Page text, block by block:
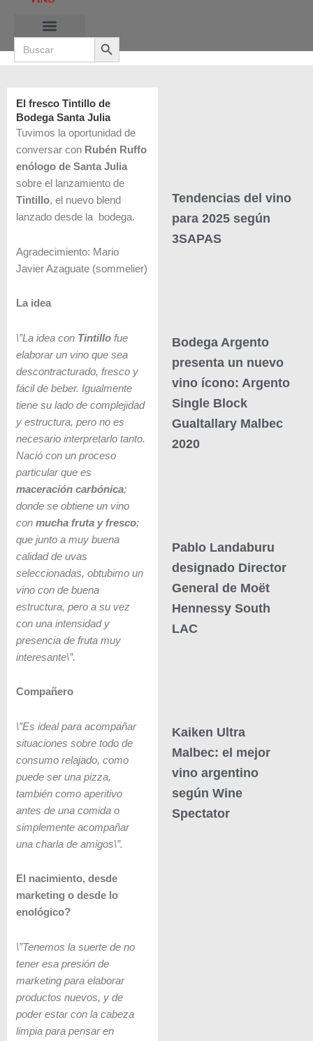
contenido
Search
for:
Search Button
El fresco Tintillo de
Bodega Santa Julia
Tuvimos la oportunidad de
conversar con Rubén Ruffo
enólogo de Santa Julia
sobre el lanzamiento de
Tintillo, el nuevo blend
lanzado desde la bodega.
Agradecimiento: Mario
Javier Azaguate (sommelier)
La idea
\”La idea con Tintillofue
elaborar un vino que sea
descontracturado, fresco y
fácil de beber. Igualmente
tiene su lado de complejidad
y estructura, pero no es
necesario interpretarlo tanto.
Nació con un proceso
particular que es
maceración carbónica;
donde se obtiene un vino
con mucha fruta y fresco;
que junto a muy buena
calidad de uvas
seleccionadas, obtubimo un
vino con de buena
estructura, pero a su vez
con una intensidad y
presencia de fruta muy
interesante\”.
Compañero
\”Es ideal para acompañar
situaciones sobre todo de
consumo relajado, como
puede ser una pizza,
también como aperitivo
antes de una comida o
simplemente acompañar
una charla de amigos\”.
El nacimiento, desde
marketing o desde lo
enológico?
\”Tenemos la suerte de no
tener esa presión de
marketing para elaborar
productos nuevos, y de
poder estar con la cabeza
limpia para pensar en
Tendencias del vino
para 2025 según
3SAPAS
Bodega Argento
presenta un nuevo
vino ícono: Argento
Single Block
Gualtallary Malbec
2020
Pablo Landaburu
designado Director
General de Moët
Hennessy South
LAC
Kaiken Ultra
Malbec: el mejor
vino argentino
según Wine
Spectator